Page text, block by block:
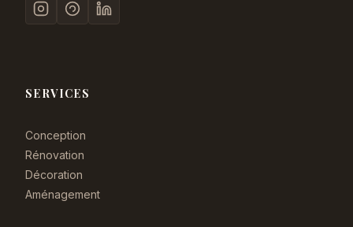
SERVICES
Conception
Rénovation
Décoration
Aménagement